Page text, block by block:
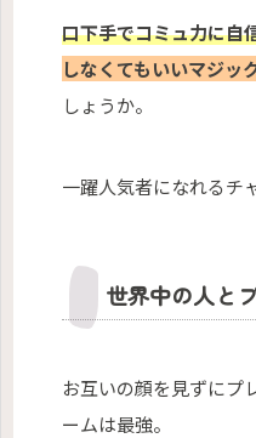
口下手でコミュ力に自
しなくてもいいマジック
しょうか。
一躍人気者になれるチ
世界中の人と
お互いの顔を見ずにプ
ームは最強。